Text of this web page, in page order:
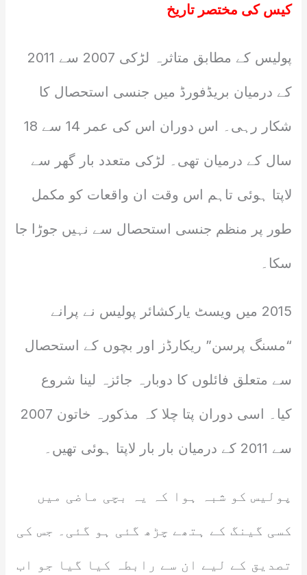
کیس کی مختصر تاریخ
پولیس کے مطابق متاثرہ لڑکی 2007 سے 2011
کے درمیان بریڈفورڈ میں جنسی استحصال کا
شکار رہی۔ اس دوران اس کی عمر 14 سے 18
سال کے درمیان تھی۔ لڑکی متعدد بار گھر سے
لاپتا ہوئی تاہم اس وقت ان واقعات کو مکمل
طور پر منظم جنسی استحصال سے نہیں جوڑا جا
سکا۔
2015 میں ویسٹ یارکشائر پولیس نے پرانے
“مسنگ پرسن” ریکارڈز اور بچوں کے استحصال
سے متعلق فائلوں کا دوبارہ جائزہ لینا شروع
کیا۔ اسی دوران پتا چلا کہ مذکورہ خاتون 2007
سے 2011 کے درمیان بار بار لاپتا ہوئی تھیں۔
پولیس کو شبہ ہوا کہ یہ بچی ماضی میں
کسی گینگ کے ہتھے چڑھ گئی ہو گئی۔ جس کی
تصدیق کے لیے ان سے رابطہ کیا گیا جو اب